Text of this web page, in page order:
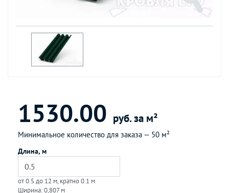
1530.00 руб. за м²
Минимальное количество для заказа — 50 м²
Длина, м
от 0.5 до 12 м, кратно 0.1 м
Ширина: 0,807 м